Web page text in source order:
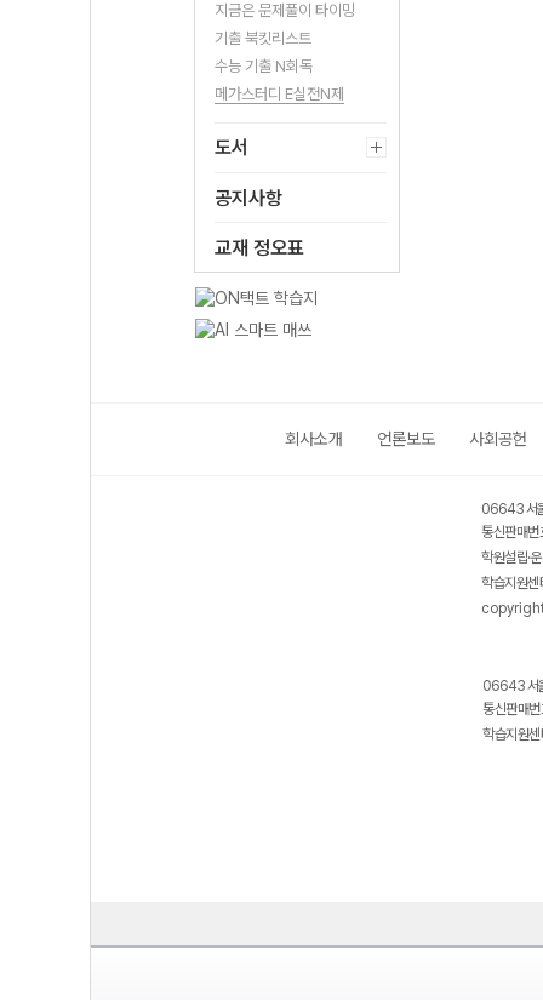
지금은 문제풀이 타이밍
기출 북킷리스트
수능 기출 N회독
메가스터디 E실전N제
도서
공지사항
교재 정오표
회사소개 언론보도 사회공헌
06643 서
통신판매
학원설립·
학습지원
06643 서
통신판매
학습지원